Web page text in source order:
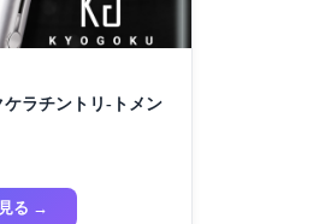
ラチントリ-トメン
る →